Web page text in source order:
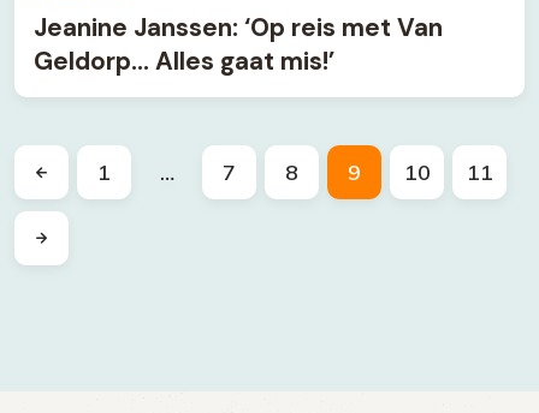
Jeanine Janssen: ‘Op reis met Van
Geldorp… Alles gaat mis!’
1 … 7 8 9 10 11